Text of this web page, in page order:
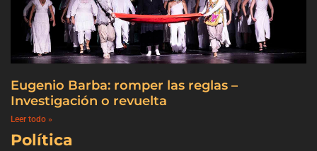
Eugenio Barba: romper las reglas –
Investigación o revuelta
Leer todo »
Política